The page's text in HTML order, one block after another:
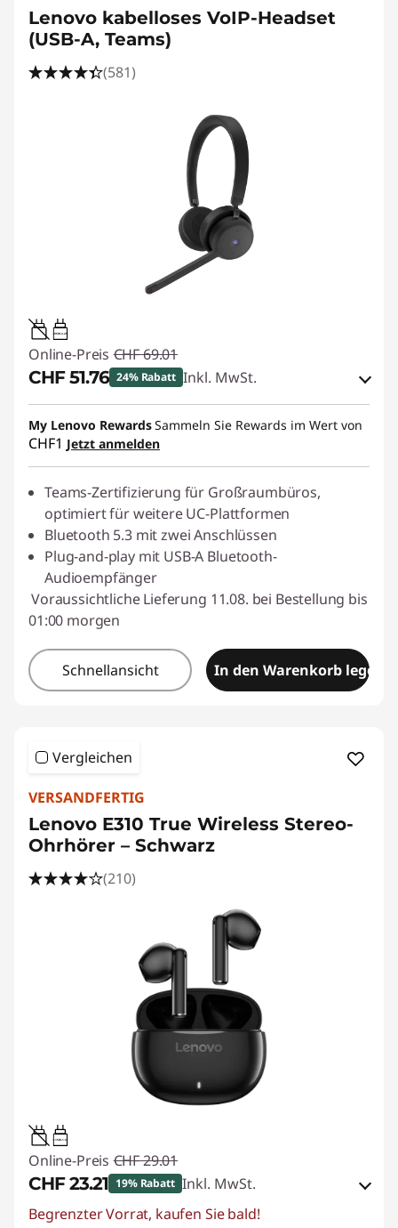
Lenovo kabelloses VoIP-Headset
(USB-A, Teams)
(581)
0.95W-3.25W
Online-Preis CHF 69.01
CHF 51.76 24% Rabatt Inkl. MwSt.
eCoupon-Rabatt :-CHF 17.25
eCoupon :SALES
My Lenovo RewardsSammeln Sie Rewards im Wert von
CHF1 Jetzt anmelden
Teams-Zertifizierung für Großraumbüros,
optimiert für weitere UC-Plattformen
Bluetooth 5.3 mit zwei Anschlüssen
Plug-and-play mit USB-A Bluetooth-
Audioempfänger
Voraussichtliche Lieferung 11.08. bei Bestellung bis
01:00 morgen
Schnellansicht In den Warenkorb legen
Vergleichen
VERSANDFERTIG
Lenovo E310 True Wireless Stereo-
Ohrhörer – Schwarz
(210)
0.15W-1.5W
Online-Preis CHF 29.01
CHF 23.21 19% Rabatt Inkl. MwSt.
eCoupon-Rabatt :-CHF 5.80
Begrenzter Vorrat, kaufen Sie bald!